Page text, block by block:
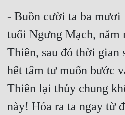
Cẩu Đạo Trường Sinh
Truyện Nam
Truyện Nữ
- Buồn cười ta ba mươi
tuổi Ngưng Mạch,
Thiên, sau đó thời gian
hết tâm tư muốn bước
Thiên lại thủy chung
này! Hóa ra ta ngay từ